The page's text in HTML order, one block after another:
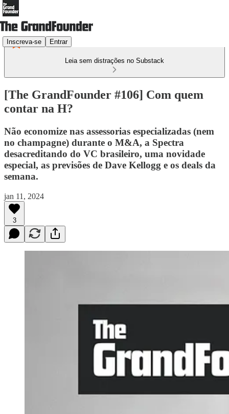
Inscreva-se Entrar
Leia sem distrações no Substack
[The GrandFounder #106] Com quem
contar na H?
Não economize nas assessorias especializadas (nem
no champagne) durante o M&A, a Spectra
desacreditando do VC brasileiro, uma novidade
especial, as previsões de Dave Kellogg e os deals da
semana.
jan 11, 2024
3